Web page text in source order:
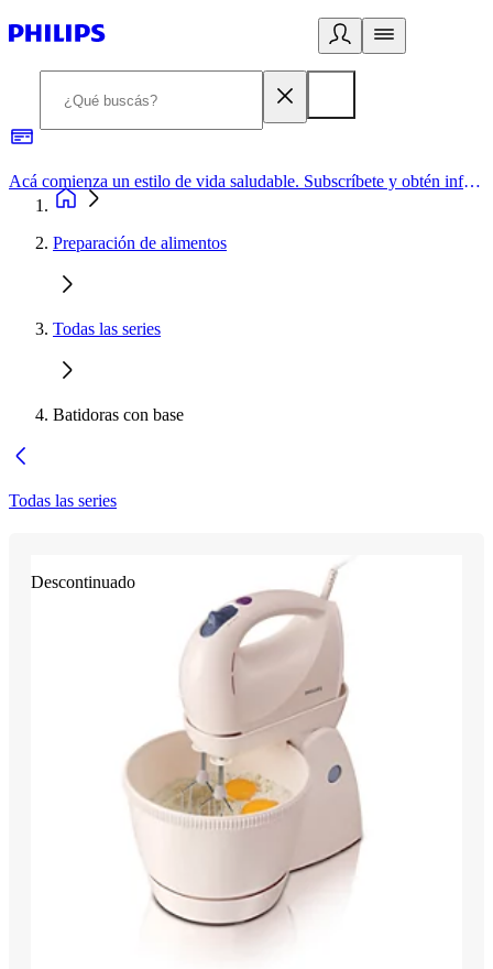
Acá comienza un estilo de vida saludable. Subscríbete y obtén información de primera mano
Preparación de alimentos
Todas las series
Batidoras con base
Todas las series
Descontinuado